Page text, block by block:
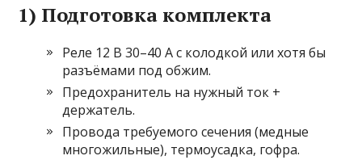
1) Подготовка комплекта
Реле 12 В 30–40 А с колодкой или хотя бы
разъёмами под обжим.
Предохранитель на нужный ток +
держатель.
Провода требуемого сечения (медные
многожильные), термоусадка, гофра.